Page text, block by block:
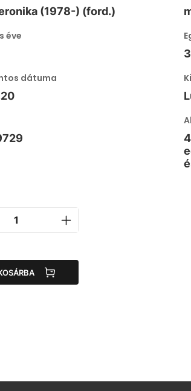
(1978-) (ford.)
éve
dátuma